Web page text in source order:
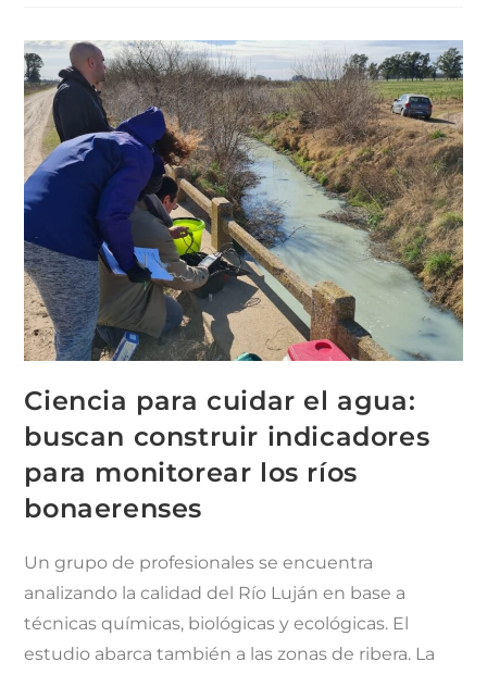
Ciencia para cuidar el agua:
buscan construir indicadores
para monitorear los ríos
bonaerenses
Un grupo de profesionales se encuentra
analizando la calidad del Río Luján en base a
técnicas químicas, biológicas y ecológicas. El
estudio abarca también a las zonas de ribera. La